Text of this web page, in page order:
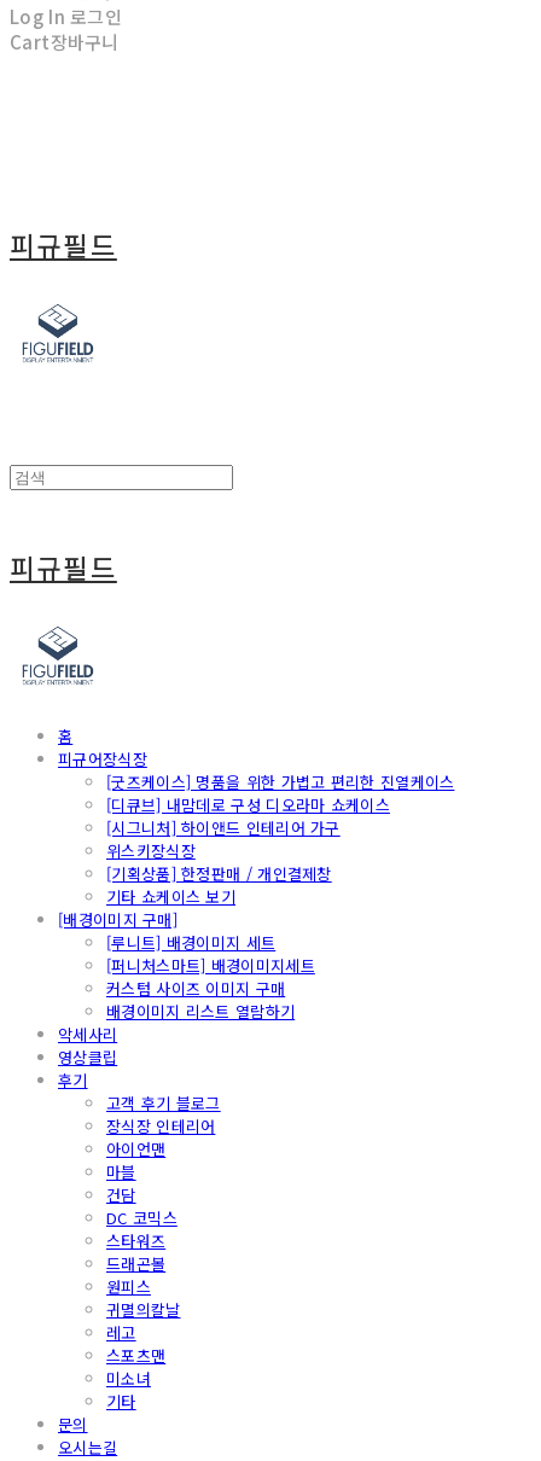
Log In 로그인
Cart장바구니
피규필드
피규필드
홈
피규어장식장
[굿즈케이스] 명품을 위한 가볍고 편리한 진열케이스
[디큐브] 내맘데로 구성 디오라마 쇼케이스
[시그니처] 하이앤드 인테리어 가구
위스키장식장
[기획상품] 한정판매 / 개인결제창
기타 쇼케이스 보기
[배경이미지 구매]
[루니트] 배경이미지 세트
[퍼니처스마트] 배경이미지세트
커스텀 사이즈 이미지 구매
배경이미지 리스트 열람하기
악세사리
영상클립
후기
고객 후기 블로그
장식장 인테리어
아이언맨
마블
건담
DC 코믹스
스타워즈
드래곤볼
원피스
귀멸의칼날
레고
스포츠맨
미소녀
기타
문의
오시는길